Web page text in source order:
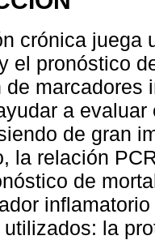
crónica juega
el pronóstico
de marcadores
a
de gran
la relación
de
la